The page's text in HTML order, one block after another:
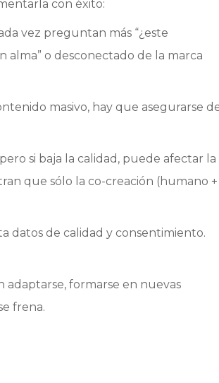
con éxito:
vez preguntan más “¿este
alma” o desconectado de la marca
masivo, hay que asegurarse
si baja la calidad, puede afectar la
que sólo la co-creación (humano +
datos de calidad y consentimiento.
adaptarse, formarse en nuevas
frena.